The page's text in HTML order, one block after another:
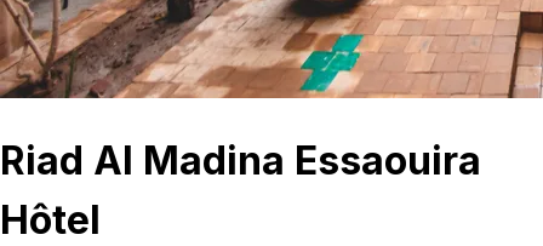
Riad Al Madina Essaouira
Hôtel